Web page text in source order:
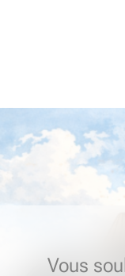
Vous